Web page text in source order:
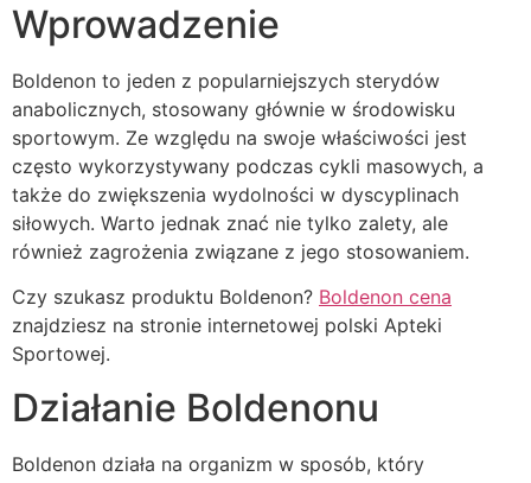
Wprowadzenie
Boldenon to jeden z popularniejszych sterydów
anabolicznych, stosowany głównie w środowisku
sportowym. Ze względu na swoje właściwości jest
często wykorzystywany podczas cykli masowych, a
także do zwiększenia wydolności w dyscyplinach
siłowych. Warto jednak znać nie tylko zalety, ale
również zagrożenia związane z jego stosowaniem.
Czy szukasz produktu Boldenon? Boldenon cena
znajdziesz na stronie internetowej polski Apteki
Sportowej.
Działanie Boldenonu
Boldenon działa na organizm w sposób, który